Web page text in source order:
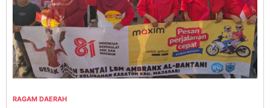
RAGAM DAERAH